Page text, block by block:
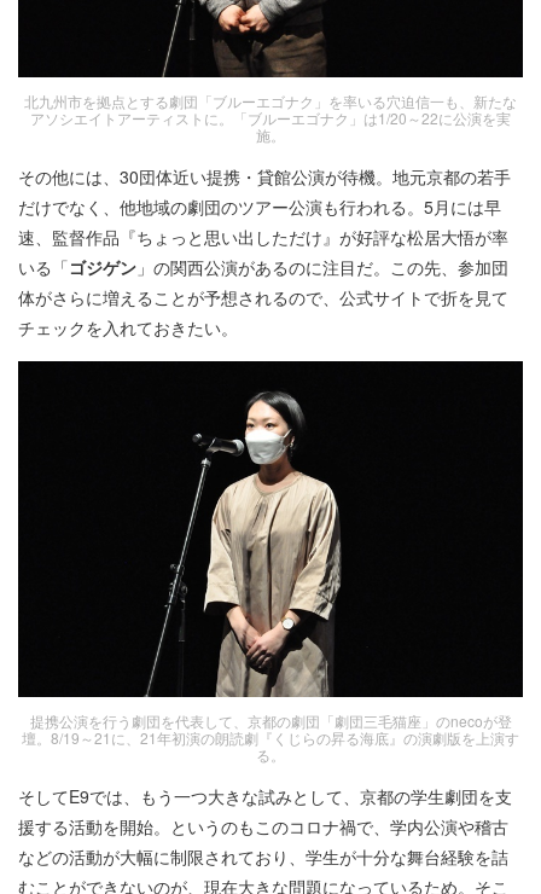
北九州市を拠点とする劇団「ブルーエゴナク」を率いる穴迫信一も、新たな
アソシエイトアーティストに。「ブルーエゴナク」は1/20～22に公演を実
施。
その他には、30団体近い提携・貸館公演が待機。地元京都の若手
だけでなく、他地域の劇団のツアー公演も行われる。5月には早
速、監督作品『ちょっと思い出しただけ』が好評な松居大悟が率
いる「ゴジゲン 」の関西公演があるのに注目だ。この先、参加団
体がさらに増えることが予想されるので、公式サイトで折を見て
チェックを入れておきたい。
提携公演を行う劇団を代表して、京都の劇団「劇団三毛猫座」のnecoが登
壇。8/19～21に、21年初演の朗読劇『くじらの昇る海底』の演劇版を上演す
る。
そしてE9では、もう一つ大きな試みとして、京都の学生劇団を支
援する活動を開始。というのもこのコロナ禍で、学内公演や稽古
などの活動が大幅に制限されており、学生が十分な舞台経験を詰
むことができないのが、現在大きな問題になっているため。そこ